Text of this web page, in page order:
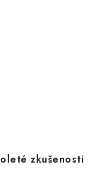
zkušenosti